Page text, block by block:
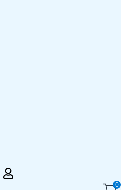
0